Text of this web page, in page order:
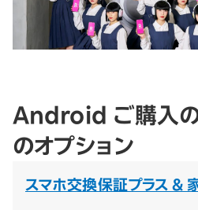
Android ご購入の
のオプション
スマホ交換保証プラス &